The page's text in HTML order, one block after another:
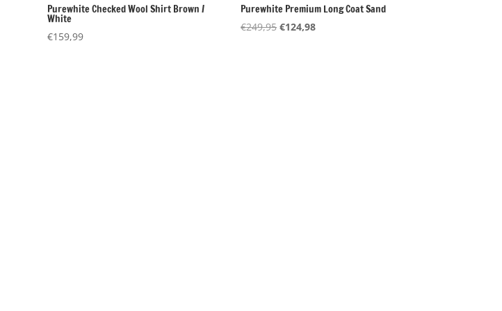
Purewhite Checked Wool Shirt Brown /
White
€159,99
Purewhite Premium Long Coat Sand
€249,95 Oorspronkelijke
€124,98Huidige